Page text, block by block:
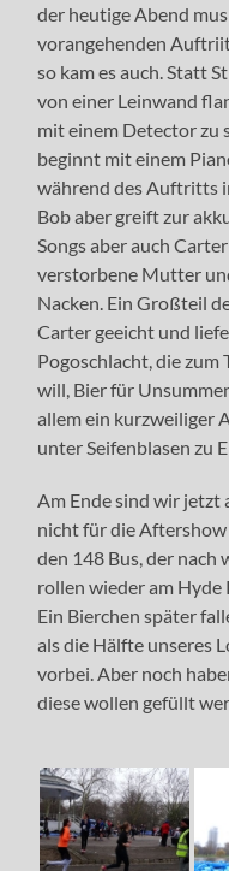
der heutige Abend
vorangehenden
so kam es auch. Statt
von einer Leinwand
mit einem Detector zu
beginnt mit einem
während des Auftritts
Bob aber greift zur
Songs aber auch
verstorbene Mutter
Nacken. Ein Großteil
Carter geeicht und
Pogoschlacht, die zum
will, Bier für
allem ein kurzweiliger
unter Seifenblasen zu
Am Ende sind wir jetzt
nicht für die
den 148 Bus, der
rollen wieder am
Ein Bierchen später
als die Hälfte unseres
vorbei. Aber noch
diese wollen gefüllt